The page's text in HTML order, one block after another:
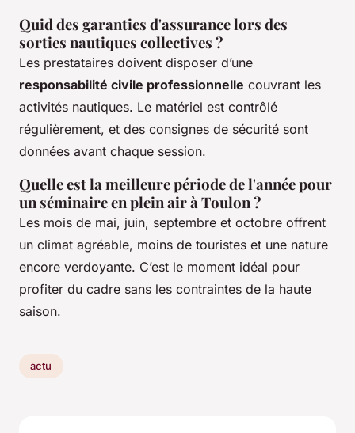
Quid des garanties d'assurance lors des
sorties nautiques collectives ?
Les prestataires doivent disposer d’une
responsabilité civile professionnelle couvrant les
activités nautiques. Le matériel est contrôlé
régulièrement, et des consignes de sécurité sont
données avant chaque session.
Quelle est la meilleure période de l'année pour
un séminaire en plein air à Toulon ?
Les mois de mai, juin, septembre et octobre offrent
un climat agréable, moins de touristes et une nature
encore verdoyante. C’est le moment idéal pour
profiter du cadre sans les contraintes de la haute
saison.
actu